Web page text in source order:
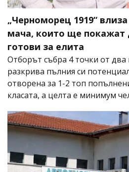
„Черноморец 1919“
мача, които ще покажат
готови за елита
Отборът събра 4 точки от
разкрива пълния си
отворена за 1-2 топ
класата, а целта е минимум